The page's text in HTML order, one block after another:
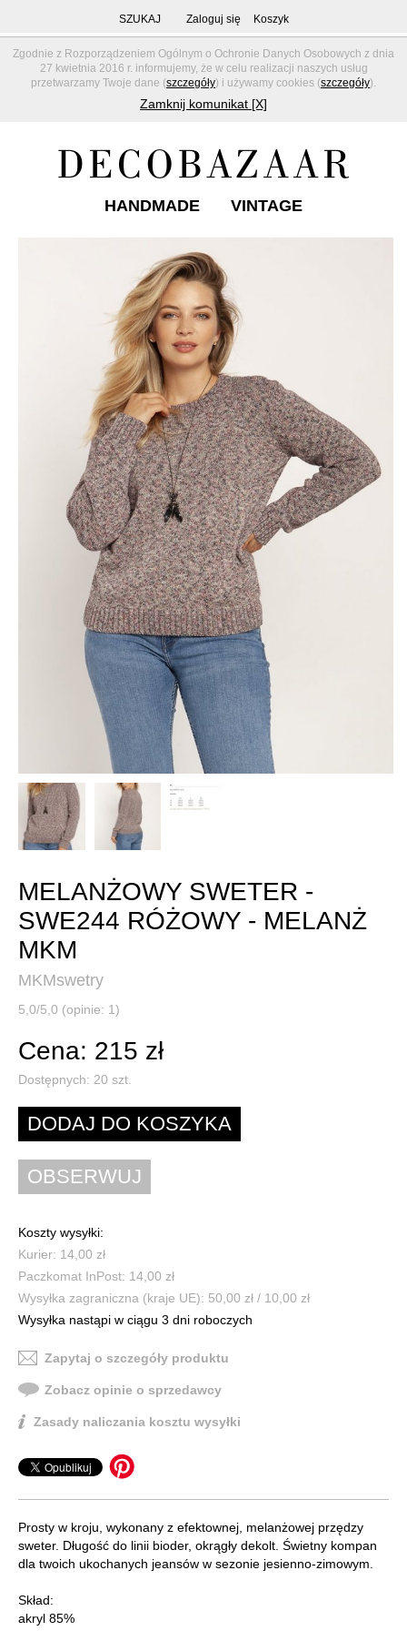
Zgodnie z Rozporządzeniem Ogólnym o Ochronie Danych Osobowych z dnia
27 kwietnia 2016 r. informujemy, że w celu realizacji naszych usług
przetwarzamy Twoje dane (szczegóły) i używamy cookies (szczegóły).
Zamknij komunikat [X]
SZUKAJ Zaloguj się Koszyk
HANDMADE VINTAGE
MELANŻOWY SWETER -
SWE244 RÓŻOWY - MELANŻ
MKM
MKMswetry
5,0/5,0 (opinie: 1)
Cena: 215 zł
Dostępnych: 20 szt.
Koszty wysyłki:
Kurier: 14,00 zł
Paczkomat InPost: 14,00 zł
Wysyłka zagraniczna (kraje UE): 50,00 zł / 10,00 zł
Wysyłka nastąpi w ciągu 3 dni roboczych
Zapytaj o szczegóły produktu
Zobacz opinie o sprzedawcy
Zasady naliczania kosztu wysyłki
Prosty w kroju, wykonany z efektownej, melanżowej przędzy
sweter. Długość do linii bioder, okrągły dekolt. Świetny kompan
dla twoich ukochanych jeansów w sezonie jesienno-zimowym.
Skład:
akryl 85%